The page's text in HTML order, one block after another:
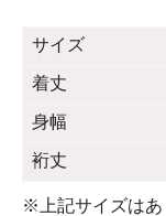
サイズ
着丈
身幅
裄丈
※上記サイズはあ